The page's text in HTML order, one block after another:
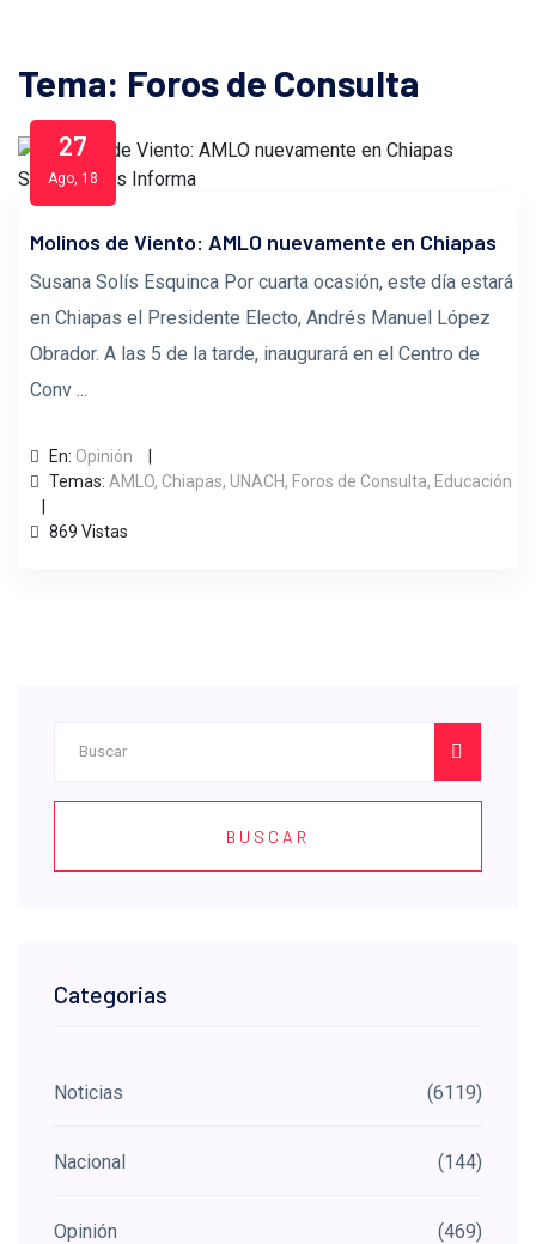
Tema: Foros de Consulta
27
Ago, 18
Molinos de Viento: AMLO nuevamente en Chiapas
Susana Solís Esquinca Por cuarta ocasión, este día estará
en Chiapas el Presidente Electo, Andrés Manuel López
Obrador. A las 5 de la tarde, inaugurará en el Centro de
Conv ...
En: Opinión
Temas: AMLO, Chiapas, UNACH, Foros de Consulta, Educación
869 Vistas
BUSCAR
Categorias
Noticias (6119)
Nacional (144)
Opinión (469)